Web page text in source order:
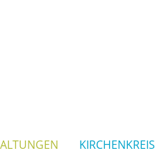
KIRCHENKREIS